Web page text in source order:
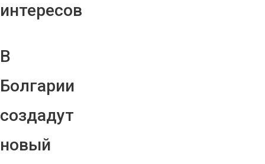
интересов
В
Болгарии
создадут
новый